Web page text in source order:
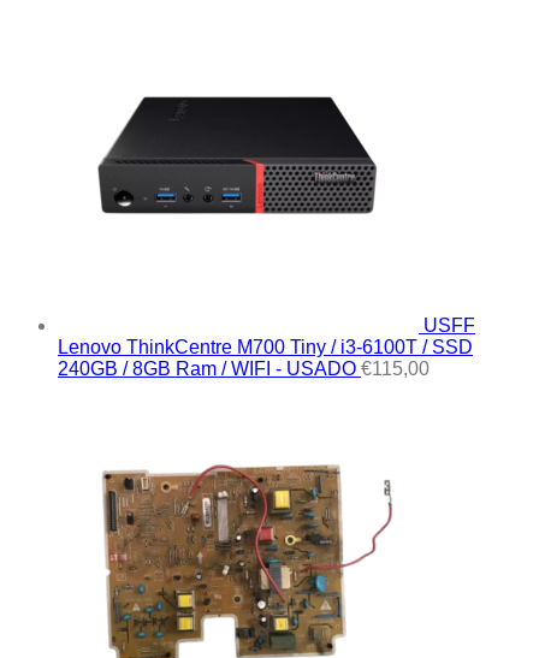
USFF
Lenovo ThinkCentre M700 Tiny / i3-6100T / SSD
240GB / 8GB Ram / WIFI - USADO €115,00